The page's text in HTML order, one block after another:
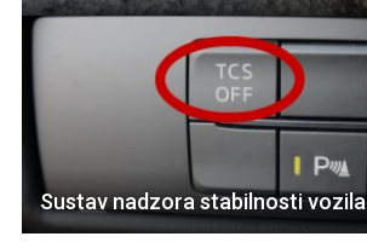
Sustav nadzora stabilnosti vozila